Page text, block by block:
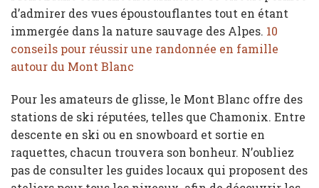
d’admirer des vues époustouflantes tout en étant
immergée dans la nature sauvage des Alpes. 10
conseils pour réussir une randonnée en famille
autour du Mont Blanc
Pour les amateurs de glisse, le Mont Blanc offre des
stations de ski réputées, telles que Chamonix. Entre
descente en ski ou en snowboard et sortie en
raquettes, chacun trouvera son bonheur. N’oubliez
pas de consulter les guides locaux qui proposent des